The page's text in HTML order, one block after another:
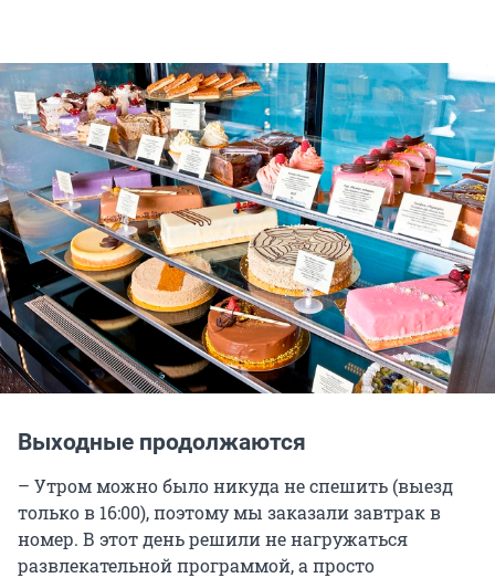
Выходные продолжаются
– Утром можно было никуда не спешить (выезд
только в 16:00), поэтому мы заказали завтрак в
номер. В этот день решили не нагружаться
развлекательной программой, а просто